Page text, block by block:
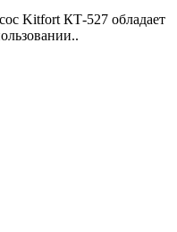
Kitfort КТ-527 обладает